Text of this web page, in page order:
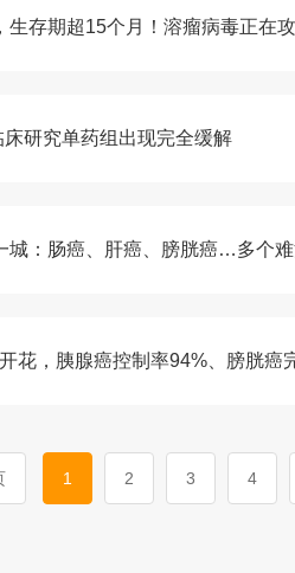
存期超15个月！溶瘤病毒正在
研究单药组出现完全缓解
城：肠癌、肝癌、膀胱癌…多个
花，胰腺癌控制率94%、膀胱
1 2 3 4